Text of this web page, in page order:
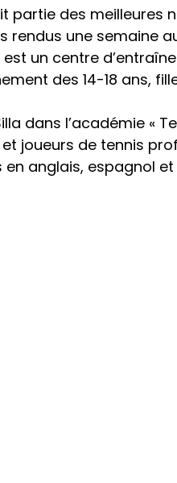
partie des meilleures
une semaine
un centre
des 14-18 ans,
dans l’académie «
et joueurs de tennis
anglais, espagnol et